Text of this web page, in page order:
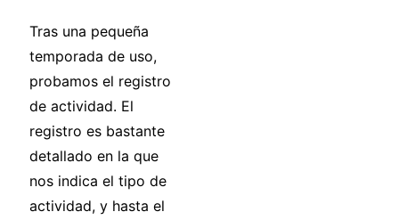
Tras una pequeña
temporada de uso,
probamos el registro
de actividad. El
registro es bastante
detallado en la que
nos indica el tipo de
actividad, y hasta el